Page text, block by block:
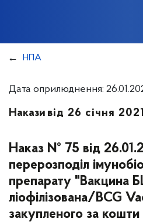
НПА
Дата оприлюднення:
Накази від 26 січня
Наказ № 75 від
перерозподіл
препарату "Вакцина
ліофілізована/BCG
закупленого за